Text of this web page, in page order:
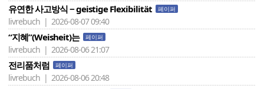
유연한 사고방식 − geistige Flexibilität 페이퍼
livrebuch | 2026-08-07 09:40
“지혜”(Weisheit)는 페이퍼
livrebuch | 2026-08-06 21:07
전리품처럼 페이퍼
livrebuch | 2026-08-06 20:48